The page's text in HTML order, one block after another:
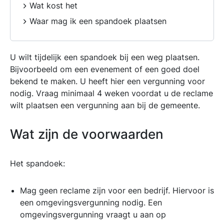
U wilt tijdelijk een spandoek bij een weg plaatsen.
Bijvoorbeeld om een evenement of een goed doel
bekend te maken. U heeft hier een vergunning voor
nodig. Vraag minimaal 4 weken voordat u de reclame
wilt plaatsen een vergunning aan bij de gemeente.
Wat zijn de voorwaarden
Het spandoek:
Mag geen reclame zijn voor een bedrijf. Hiervoor is
een omgevingsvergunning nodig. Een
omgevingsvergunning vraagt u aan op
Wat kost het
Waar mag ik een spandoek plaatsen